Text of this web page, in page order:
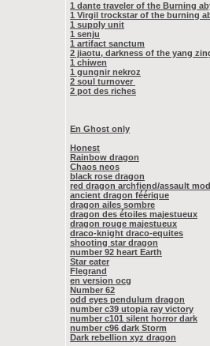
1 dante traveler of the Burning
1 Virgil trockstar of the burning
1 supply unit
1 senju
1 artifact sanctum
2 jiaotu, darkness of the yang
1 chiwen
1 gungnir nekroz
2 soul turnover
2 pot des riches
En Ghost only
Honest
Rainbow dragon
Chaos neos
black rose dragon
red dragon archfiend/assault
ancient dragon féérique
dragon ailes sombre
dragon des étoiles majestueux
dragon rouge majestueux
draco-knight draco-equites
shooting star dragon
number 92 heart Earth
Star eater
Flegrand
en version ocg
Number 62
odd eyes pendulum dragon
number c39 utopia ray victory
number c101 silent horror dark
number c96 dark Storm
Dark rebellion xyz dragon